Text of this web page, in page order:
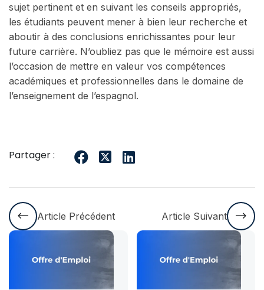
sujet pertinent et en suivant les conseils appropriés,
les étudiants peuvent mener à bien leur recherche et
aboutir à des conclusions enrichissantes pour leur
future carrière. N’oubliez pas que le mémoire est aussi
l’occasion de mettre en valeur vos compétences
académiques et professionnelles dans le domaine de
l’enseignement de l’espagnol.
Partager :
Article Précédent Article Suivant